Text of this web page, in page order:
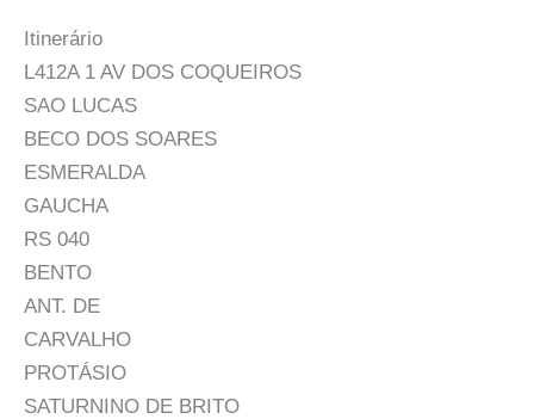
Itinerário
L412A 1 AV DOS COQUEIROS
SAO LUCAS
BECO DOS SOARES
ESMERALDA
GAUCHA
RS 040
BENTO
ANT. DE
CARVALHO
PROTÁSIO
SATURNINO DE BRITO